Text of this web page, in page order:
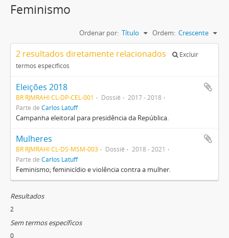
Feminismo
Ordenar por: Título Ordem: Crescente
2 resultados diretamente relacionados
Excluir
termos específicos
Eleições 2018
BR RJMRAHI CL-DP-CEL-001 Dossiê
2017 - 2018
Parte de Carlos Latuff
Campanha eleitoral para presidência da República.
Mulheres
BR RJMRAHI CL-DS-MSM-003 Dossiê
2018 - 2021
Parte de Carlos Latuff
Feminismo; feminicídio e violência contra a mulher.
Resultados
2
Sem termos específicos
0